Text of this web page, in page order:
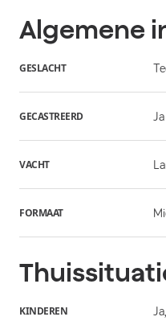
Algemene
GESLACHT
GECASTREERD Ja
VACHT
FORMAAT
KINDEREN